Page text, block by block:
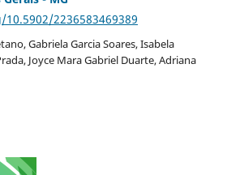
2236583469389
Gabriela Garcia Soares, Isabela
Joyce Mara Gabriel Duarte, Adriana